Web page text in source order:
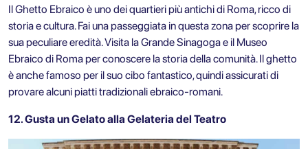
IlGhetto Ebraico è uno dei quartieri più antichi di Roma, ricco di
storia e cultura. Fai una passeggiata in questa zona per scoprire la
sua peculiare eredità. Visita la Grande Sinagoga e il Museo
Ebraico di Roma per conoscere la storia della comunità. Il ghetto
è anche famoso per il suo cibo fantastico, quindi assicurati di
provare alcuni piatti tradizionali ebraico-romani.
12. Gusta un Gelato alla Gelateria del Teatro